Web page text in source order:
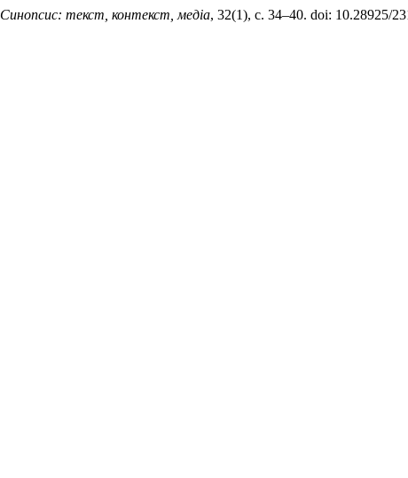
Синопсис: текст, контекст, медіа, 32(1), с. 34–40. doi: 10.28925/